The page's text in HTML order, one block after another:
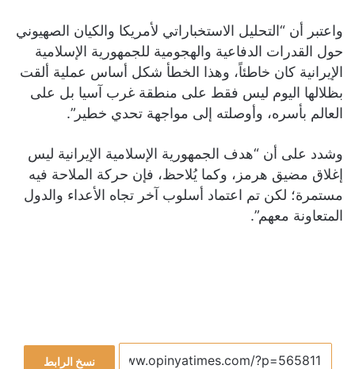
واعتبر أن “التحليل الاستخباراتي لأمريكا والكيان الصهيوني
حول القدرات الدفاعية والهجومية للجمهورية الإسلامية
الإيرانية كان خاطئاً، وهذا الخطأ شكل أساس عملية ألقت
بظلالها اليوم ليس فقط على منطقة غرب آسيا بل على
العالم بأسره، وأوصلته إلى مواجهة تحدي خطير”.
وشدد على أن “هدف الجمهورية الإسلامية الإيرانية ليس
إغلاق مضيق هرمز، وكما يُلاحظ، فإن حركة الملاحة فيه
مستمرة؛ لكن تم اعتماد أسلوب آخر تجاه الأعداء والدول
المتعاونة معهم”.
نسخ الرابط